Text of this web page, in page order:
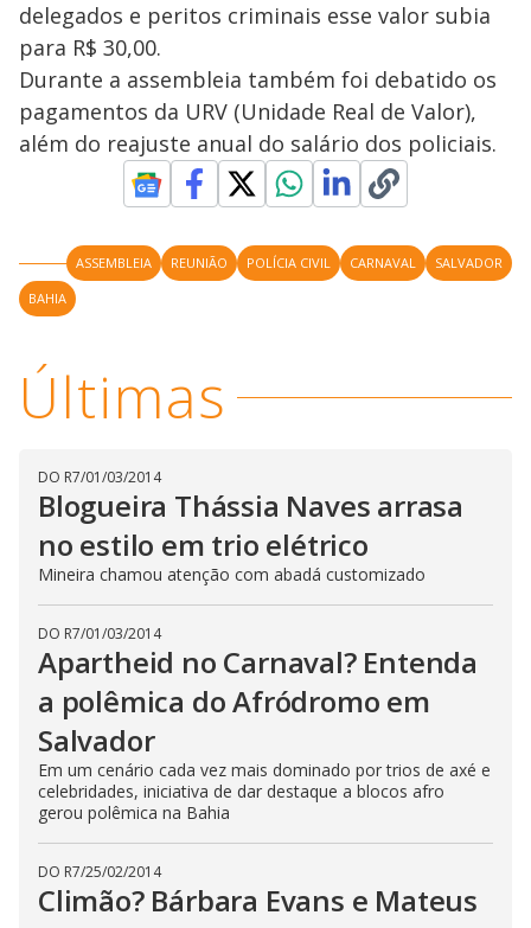
delegados e peritos criminais esse valor subia
para R$ 30,00.
Durante a assembleia também foi debatido os
pagamentos da URV (Unidade Real de Valor),
além do reajuste anual do salário dos policiais.
ASSEMBLEIA REUNIÃO POLÍCIA CIVIL CARNAVAL
SALVADOR
BAHIA
Últimas
DO R7/01/03/2014
Blogueira Thássia Naves arrasa
no estilo em trio elétrico
Mineira chamou atenção com abadá customizado
DO R7/01/03/2014
Apartheid no Carnaval? Entenda
a polêmica do Afródromo em
Salvador
Em um cenário cada vez mais dominado por trios de axé e
celebridades, iniciativa de dar destaque a blocos afro
gerou polêmica na Bahia
DO R7/25/02/2014
Climão? Bárbara Evans e Mateus